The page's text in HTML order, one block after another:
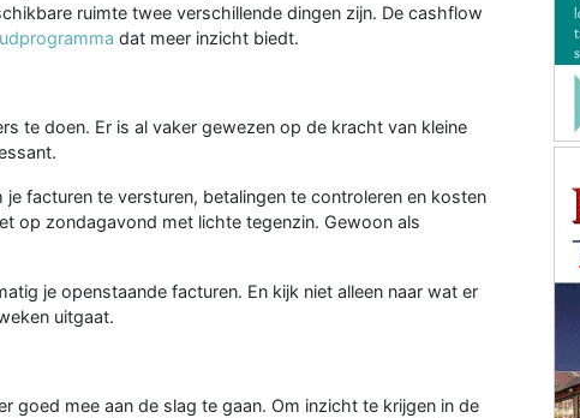
ruimte twee verschillende dingen zijn. De cashflow
dat meer inzicht biedt.
te doen. Er is al vaker gewezen op de kracht van kleine
facturen te versturen, betalingen te controleren en kosten
op zondagavond met lichte tegenzin. Gewoon als
je openstaande facturen. En kijk niet alleen naar wat er
uitgaat.
mee aan de slag te gaan. Om inzicht te krijgen in de